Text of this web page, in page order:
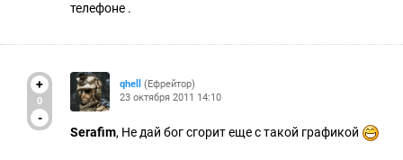
телефоне .
+
0
-
qhell
(Ефрейтор)
23 октября 2011 14:10
Serafim, Не дай бог сгорит еще с такой графикой